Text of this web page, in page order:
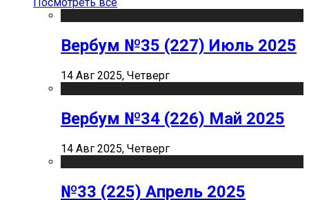
Посмотреть все
Вербум №35 (227) Июль 2025
14 Авг 2025, Четверг
Вербум №34 (226) Май 2025
14 Авг 2025, Четверг
№33 (225) Апрель 2025